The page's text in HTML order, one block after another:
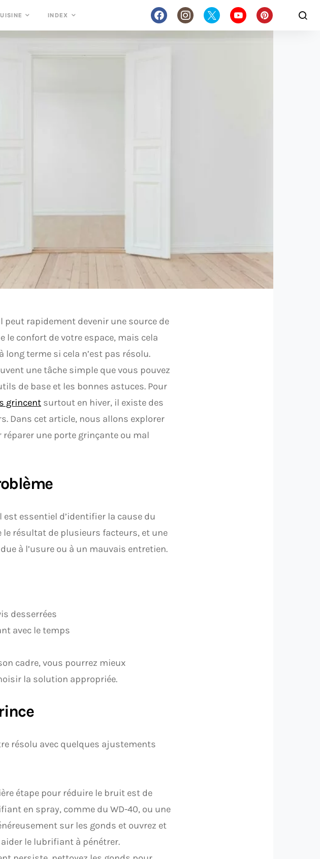
INDEX
peut rapidement devenir une source de
confort de votre espace, mais cela
terme si cela n’est pas résolu.
une tâche simple que vous pouvez
de base et les bonnes astuces. Pour
grincent surtout en hiver, il existe des
Dans cet article, nous allons explorer
une porte grinçante ou mal
essentiel d’identifier la cause du
le résultat de plusieurs facteurs, et une
à l’usure ou à un mauvais entretien.
desserrées
avec le temps
cadre, vous pourrez mieux
la solution appropriée.
résolu avec quelques ajustements
étape pour réduire le bruit est de
en spray, comme du WD-40, ou une
sur les gonds et ouvrez et
le lubrifiant à pénétrer.